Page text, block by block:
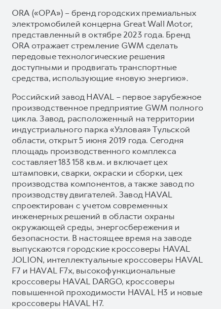
ORA («ОРА») – бренд городских премиальных
электромобилей концерна Great Wall Motor,
представленный в октябре 2023 года. Бренд
ORA отражает стремление GWM сделать
передовые технологические решения
доступными и продвигать транспортные
средства, использующие «новую энергию».
Российский завод HAVAL – первое зарубежное
производственное предприятие GWM полного
цикла. Завод, расположенный на территории
индустриального парка «Узловая» Тульской
области, открыт 5 июня 2019 года. Сегодня
площадь производственного комплекса
составляет 183 158 кв.м. и включает цех
штамповки, сварки, окраски и сборки, цех
производства компонентов, а также завод по
производству двигателей. Завод HAVAL
спроектирован с учетом современных
инженерных решений в области охраны
окружающей среды, энергосбережения и
безопасности. В настоящее время на заводе
выпускаются городские кроссоверы HAVAL
JOLION, интеллектуальные кроссоверы HAVAL
F7 и HAVAL F7x, высокофункциональные
кроссоверы HAVAL DARGO, кроссоверы
повышенной проходимости HAVAL H3 и новые
кроссоверы HAVAL H7.